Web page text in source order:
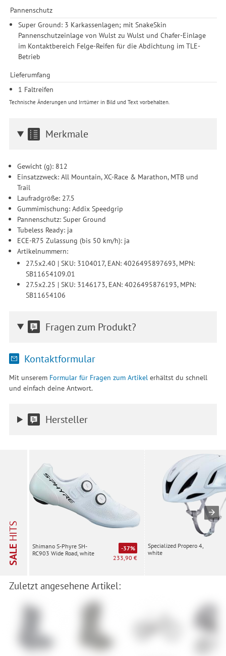
Pannenschutz
Super Ground: 3 Karkassenlagen; mit SnakeSkin
Pannenschutzeinlage von Wulst zu Wulst und Chafer-Einlage
im Kontaktbereich Felge-Reifen für die Abdichtung im TLE-
Betrieb
Lieferumfang
1 Faltreifen
Technische Änderungen und Irrtümer in Bild und Text vorbehalten.
Merkmale
Gewicht (g): 812
Einsatzzweck: All Mountain, XC-Race & Marathon, MTB und
Trail
Laufradgröße: 27.5
Gummimischung: Addix Speedgrip
Pannenschutz: Super Ground
Tubeless Ready: ja
ECE-R75 Zulassung (bis 50 km/h): ja
Artikelnummern:
27.5x2.40 | SKU: 3104017, EAN: 4026495897693, MPN:
SB11654109.01
27.5x2.25 | SKU: 3146173, EAN: 4026495876193, MPN:
SB11654106
Fragen zum Produkt?
Kontaktformular
Mit unserem Formular für Fragen zum Artikel erhältst du schnell
und einfach deine Antwort.
Hersteller
SALE
HITS
Shimano S-Phyre SH-
RC903 Wide Road, white
-37%
233,90 €
Specialized Propero 4,
white
Zuletzt angesehene Artikel: